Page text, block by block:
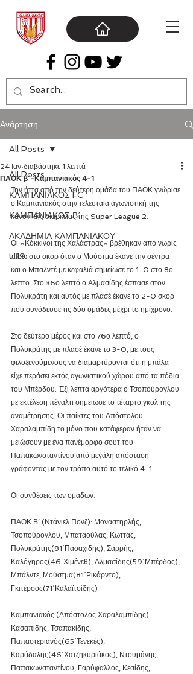
Ανάρτηση
All Posts
ΚΑΜΠΑΝΙΑΚΟΣ FC
ΚΑΜΠΑΝΙΑΚΟΣ Β΄
ΑΚΑΔΗΜΙΑ ΚΑΜΠΑΝΙΑΚΟΥ
U19
All Posts
ΠΑΟΚ β´-Καμπανιακός 4-1
24 Ιαν διαβάστηκε 1 λεπτά
Την ήττα από την δεύτερη ομάδα του ΠΑΟΚ γνώρισε
ο Καμπανιακός στην τελευταία αγωνιστική της
κανονικής διάρκειας της Super League 2.
Οι «Κόκκινοι της Χαλάστρας» βρέθηκαν από νωρίς
πίσω στο σκορ όταν ο Μούστμα έκανε την σέντρα
και ο Μπαλντέ με κεφαλιά σημείωσε το 1-0 στο 8ο
λεπτο. Στο 36ο λεπτό ο Αλμασίδης έσπασε στον
Πολυκράτη και αυτός με πλασέ έκανε το 2-0 σκορ
που συνόδευσε τις δύο ομάδες μέχρι το ημίχρονο.
Στο δεύτερο μέρος και στο 76ο λεπτό, ο
Πολυκράτης με πλασέ έκανε το 3-0, με τους
φιλοξενούμενους να διαμαρτύρονται ότι η μπάλα
είχε περάσει εκτός αγωνιστικού χώρου από τα πόδια
του Μπέρδου. Έξι λεπτά αργότερα ο Τσοπούρογλου
με εκτέλεση πέναλτι σημείωσε το τέταρτο γκολ της
αναμέτρησης. Οι παίκτες του Απόστολου
Χαραλαμπίδη το μόνο που κατάφεραν ήταν να
μειώσουν με ένα πανέμορφο σουτ του
Παπακωνσταντίνου από μεγάλη απόσταση
γράφοντας με τον τρόπο αυτό το τελικό 4-1.
Οι συνθέσεις των ομάδων:
ΠΑΟΚ Β’ (Ντάνιελ Πονζ): Μοναστηρλής,
Τσοπούρογλου, Μπαταούλας, Κωττάς,
Πολυκράτης(81΄Πασαχίδης), Σαρρής,
Καλόγηρος(46΄Χιμένεθ), Αλμασίδης(59΄Μπέρδος),
Μπάλντε, Μούστμα(81΄Ρικάρντο),
Γκιτέρσος(71΄Καλαϊτσίδης)
Καμπανιακός (Απόστολος Χαραλαμπίδης):
Κασαπίδης, Τσαπακίδης,
Παπαστεριανός(65΄Τενεκές),
Καράδαλης(46΄Χατζηκυριάκος), Ντουμάνης,
Παπακωνσταντίνου, Γαρύφαλλος, Κεσίδης,